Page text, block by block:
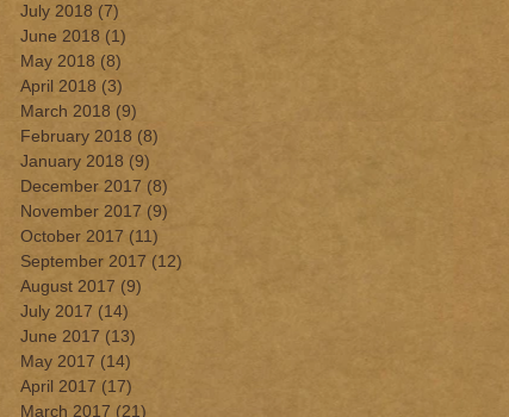
July 2018 (7)
June 2018 (1)
May 2018 (8)
April 2018 (3)
March 2018 (9)
February 2018 (8)
January 2018 (9)
December 2017 (8)
November 2017 (9)
October 2017 (11)
September 2017 (12)
August 2017 (9)
July 2017 (14)
June 2017 (13)
May 2017 (14)
April 2017 (17)
March 2017 (21)